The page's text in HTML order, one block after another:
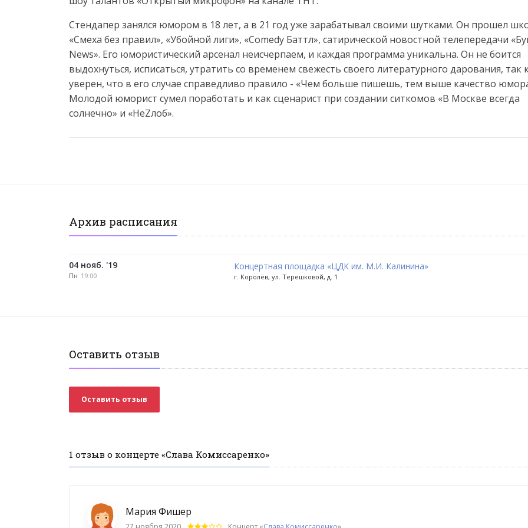
Стендапер занялся юмором в 18 лет, а в 21 год уже зарабатывал своими шутками. Он прошел
«Смеха без правил», «Убойной лиги», «Comedy Баттл», сатирической новостной телепередачи
News». Его юмористический арсенал неисчерпаем, и каждая программа уникальна. Он не боится
выдохнуться, исписаться, утратить со временем свежесть своего литературного дарования, так
уверен, что в его случае справедливо правило - «Чем больше пишешь, тем выше качество
Молодой юморист сумел поработать и как сценарист при создании ситкомов «В Москве всегда
солнечно» и «НеZлоб».
Архив расписания
04 нояб. '19
Пн 19:00
Концертная площадка «ЦДК им. М.И. Калинина»
г. Королёв, ул. Терешковой, д. 1
Оставить отзыв
Оставить отзыв
1 отзыв о концерте «Слава Комиссаренко»
Мария Фишер